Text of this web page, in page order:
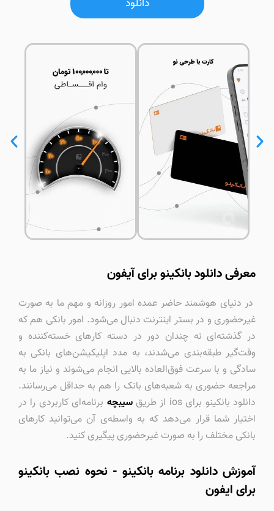
معرفی دانلود بانکینو برای آیفون
در دنیای هوشمند حاضر عمده امور روزانه و مهم ما به صورت
غیرحضوری و در بستر اینترنت دنبال می‌شود. امور بانکی هم که
در گذشته‌ای نه چندان دور در دسته کارهای خسته‌کننده و
وقت‌گیر طبقه‌بندی می‌شدند، به مدد اپلیکیشن‌های بانکی به
سادگی و با سرعت فوق‌العاده بالایی انجام می‌شوند و نیاز ما به
مراجعه حضوری به شعبه‌های بانک را هم به حداقل می‌رسانند.
دانلود بانکینو برای ios از طریق
سیبچه برنامه‌ای کاربردی را در
اختیار شما قرار می‌دهد که به واسطه‌ی آن می‌توانید کارهای
بانکی مختلف را به صورت غیرحضوری پیگیری کنید.
آموزش دانلود برنامه بانکینو - نحوه نصب بانکینو
برای ایفون